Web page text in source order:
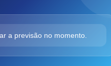
a previsão no momento.